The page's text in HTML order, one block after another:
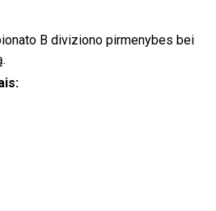
B diviziono pirmenybes bei